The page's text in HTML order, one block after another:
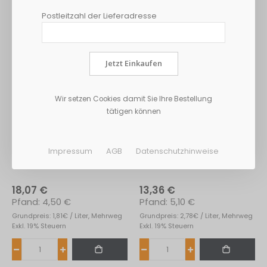
18,07 €
Grundpreis: 1,81€ / Liter, Mehrweg
4,50 €
Exkl. 19% Steuern
13,36 €
Grundpreis: 2,78€ / Liter, Mehrweg
5,10 €
Exkl. 19% Steuern
Postleitzahl der Lieferadresse
Jetzt Einkaufen
Wir setzen Cookies damit Sie Ihre Bestellung
tätigen können
Impressum AGB Datenschutzhinweise